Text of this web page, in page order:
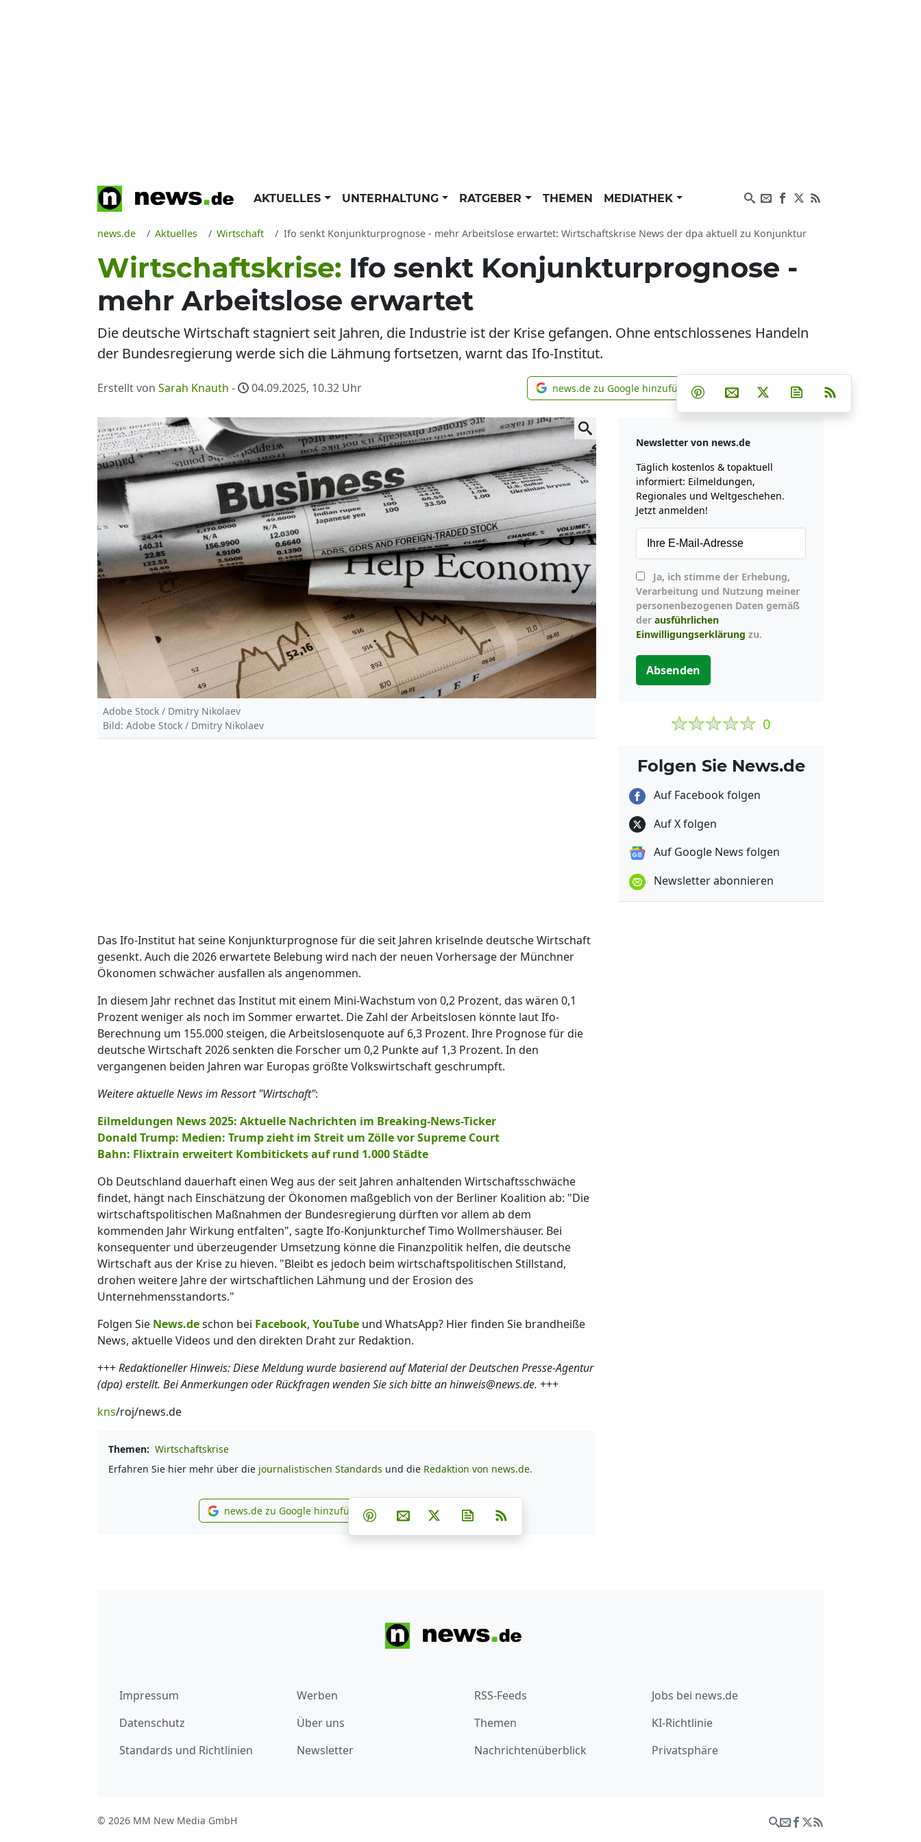
AKTUELLES UNTERHALTUNG RATGEBER THEMEN MEDIATHEK
news.de Aktuelles Wirtschaft Ifo senkt Konjunkturprognose - mehr Arbeitslose erwartet: Wirtschaftskrise News der dpa aktuell zu Konjunktur
Wirtschaftskrise: Ifo senkt Konjunkturprognose -
mehr Arbeitslose erwartet
Die deutsche Wirtschaft stagniert seit Jahren, die Industrie ist der Krise gefangen. Ohne entschlossenes Handeln
der Bundesregierung werde sich die Lähmung fortsetzen, warnt das Ifo-Institut.
Erstellt von Sarah Knauth - 04.09.2025, 10.32 Uhr news.de zu Google hinzufügen
news.de zu Google hinzufügen Teilen auf Facebook
Teilen auf Whatsapp
Teilen auf Telegram
Teilen auf Pinterest
Per E-Mail teilen
Post auf XNewsletter
Adobe Stock / Dmitry Nikolaev
Bild: Adobe Stock / Dmitry Nikolaev
Das Ifo-Institut hat seine Konjunkturprognose für die seit Jahren kriselnde deutsche Wirtschaft
gesenkt. Auch die 2026 erwartete Belebung wird nach der neuen Vorhersage der Münchner
Ökonomen schwächer ausfallen als angenommen.
In diesem Jahr rechnet das Institut mit einem Mini-Wachstum von 0,2 Prozent, das wären 0,1
Prozent weniger als noch im Sommer erwartet. Die Zahl der Arbeitslosen könnte laut Ifo-
Berechnung um 155.000 steigen, die Arbeitslosenquote auf 6,3 Prozent. Ihre Prognose für die
deutsche Wirtschaft 2026 senkten die Forscher um 0,2 Punkte auf 1,3 Prozent. In den
vergangenen beiden Jahren war Europas größte Volkswirtschaft geschrumpft.
Weitere aktuelle News im Ressort "Wirtschaft":
Eilmeldungen News 2025: Aktuelle Nachrichten im Breaking-News-Ticker
Donald Trump: Medien: Trump zieht im Streit um Zölle vor Supreme Court
Bahn: Flixtrain erweitert Kombitickets auf rund 1.000 Städte
Ob Deutschland dauerhaft einen Weg aus der seit Jahren anhaltenden Wirtschaftsschwäche
findet, hängt nach Einschätzung der Ökonomen maßgeblich von der Berliner Koalition ab: "Die
wirtschaftspolitischen Maßnahmen der Bundesregierung dürften vor allem ab dem
kommenden Jahr Wirkung entfalten", sagte Ifo-Konjunkturchef Timo Wollmershäuser. Bei
konsequenter und überzeugender Umsetzung könne die Finanzpolitik helfen, die deutsche
Wirtschaft aus der Krise zu hieven. "Bleibt es jedoch beim wirtschaftspolitischen Stillstand,
drohen weitere Jahre der wirtschaftlichen Lähmung und der Erosion des
Unternehmensstandorts."
Folgen Sie News.deschon bei Facebook, YouTube und WhatsApp? Hier finden Sie brandheiße
News, aktuelle Videos und den direkten Draht zur Redaktion.
+++Redaktioneller Hinweis: Diese Meldung wurde basierend auf Material der Deutschen Presse-Agentur
(dpa) erstellt. Bei Anmerkungen oder Rückfragen wenden Sie sich bitte an hinweis@news.de. +++
kns/roj/news.de
Themen: Wirtschaftskrise
Erfahren Sie hier mehr über die journalistischen Standards und die Redaktion von news.de.
news.de zu Google hinzufügen
news.de zu Google hinzufügen Teilen auf Facebook
Teilen auf Whatsapp
Teilen auf Telegram
Teilen auf Pinterest
Per E-Mail teilen
Post auf XNewsletter abonnieren
Newsletter von news.de
Täglich kostenlos & topaktuell
informiert: Eilmeldungen,
Regionales und Weltgeschehen.
Jetzt anmelden!
Verarbeitung und Nutzung meiner
personenbezogenen Daten gemäß
der ausführlichen
Einwilligungserklärung zu.
Absenden
0
Folgen Sie News.de
Auf Facebook folgen
Auf X folgen
Auf Google News folgen
Newsletter abonnieren
Impressum
Datenschutz
Standards und Richtlinien
Werben
Über uns
Newsletter
RSS-Feeds
Themen
Nachrichtenüberblick
Jobs bei news.de
KI-Richtlinie
Privatsphäre
© 2026 MM New Media GmbH